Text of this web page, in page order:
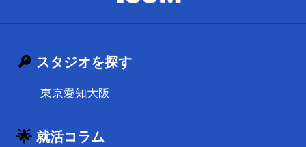
🔎 スタジオを探す
東京愛知大阪
🌟 就活コラム